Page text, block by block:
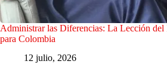
Administrar las Diferencias: La Lección
para Colombia
12 julio, 2026